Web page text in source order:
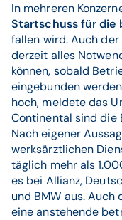
In mehreren
Startschuss für die
fallen wird. Auch
derzeit alles
können, sobald
eingebunden
hoch, meldete das
Continental sind die
Nach eigener
werksärztlichen
täglich mehr als
es bei Allianz,
und BMW aus.
eine anstehende